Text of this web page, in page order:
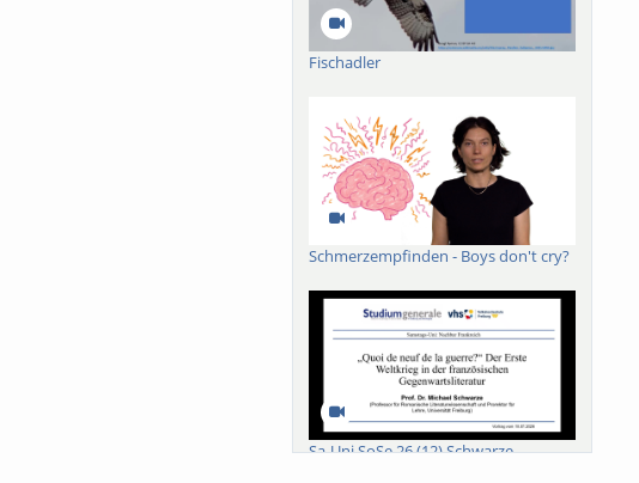
Fischadler
Schmerzempfinden - Boys don't cry?
Sa-Uni SoSe 26 (12) Schwarze